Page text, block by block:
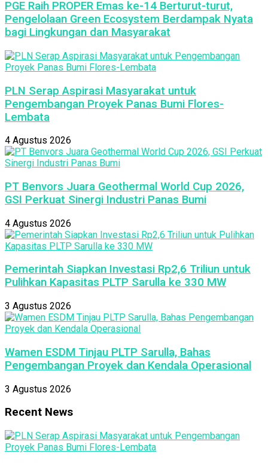
PGE Raih PROPER Emas ke-14 Berturut-turut,
Pengelolaan Green Ecosystem Berdampak Nyata
bagi Lingkungan dan Masyarakat
PLN Serap Aspirasi Masyarakat untuk
Pengembangan Proyek Panas Bumi Flores-
Lembata
4 Agustus 2026
PT Benvors Juara Geothermal World Cup 2026,
GSI Perkuat Sinergi Industri Panas Bumi
4 Agustus 2026
Pemerintah Siapkan Investasi Rp2,6 Triliun untuk
Pulihkan Kapasitas PLTP Sarulla ke 330 MW
3 Agustus 2026
Wamen ESDM Tinjau PLTP Sarulla, Bahas
Pengembangan Proyek dan Kendala Operasional
3 Agustus 2026
Recent News